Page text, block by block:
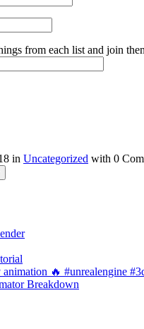
from each list and join
in Uncategorized with 0
🔥 #unrealengine
Breakdown